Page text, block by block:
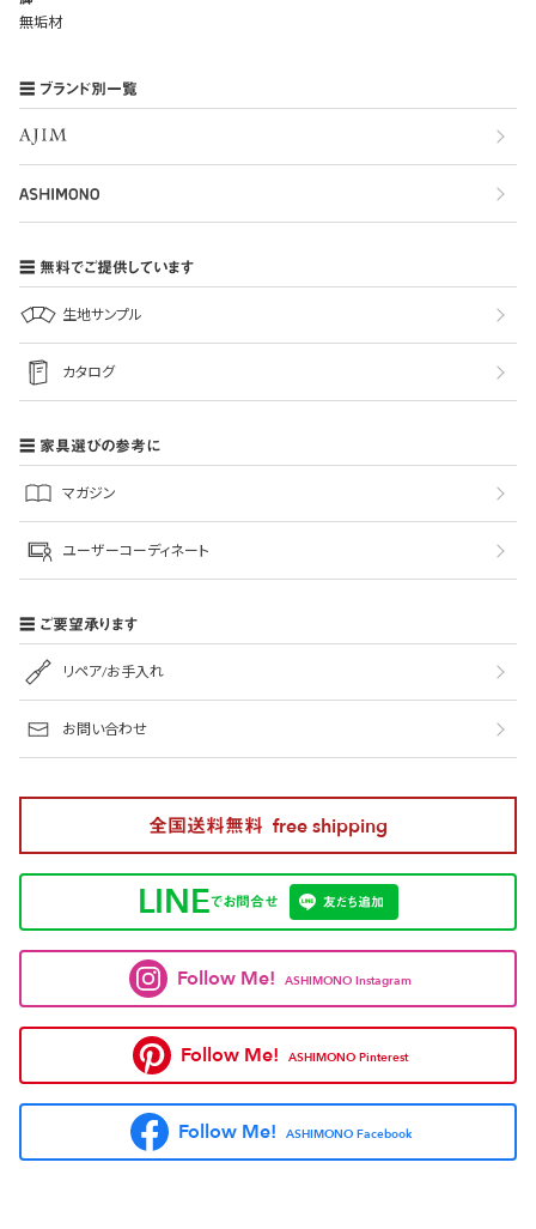
無垢材
ブランド別一覧
無料でご提供しています
生地サンプル
カタログ
家具選びの参考に
マガジン
ユーザーコーディネート
ご要望承ります
リペア/お手入れ
お問い合わせ
全国送料無料 free shipping
LINEでお問合せ 友だち追加
Follow Me! ASHIMONO Instagram
Follow Me! ASHIMONO Pinterest
Follow Me! ASHIMONO Facebook